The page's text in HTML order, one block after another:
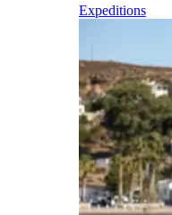
Expeditions